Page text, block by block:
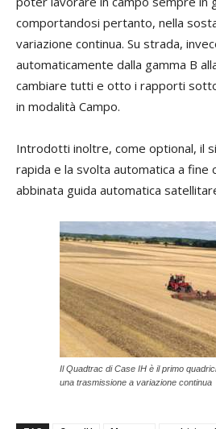
comportandosi pertanto, nella
variazione continua. Su strada,
automaticamente dalla gamma B
cambiare tutti e otto i rapporti
in modalità Campo.
Introdotti inoltre, come optional, il
rapida e la svolta automatica a fine
abbinata guida automatica
Il Quadtrac di Case IH è il primo
una trasmissione a variazione continua